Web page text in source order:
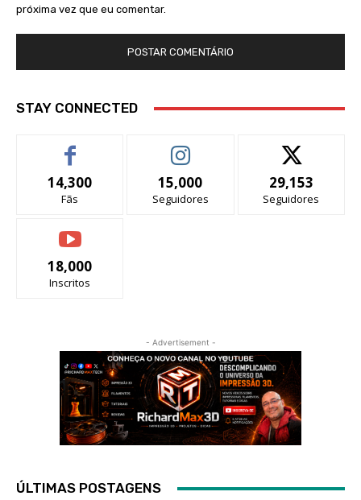
próxima vez que eu comentar.
STAY CONNECTED
14,300
Fãs
15,000
Seguidores
29,153
Seguidores
18,000
Inscritos
- Advertisement -
ÚLTIMAS POSTAGENS